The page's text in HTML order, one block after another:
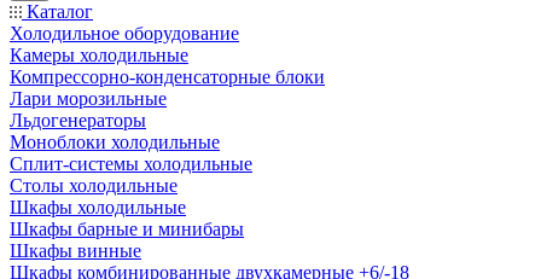
Каталог
Холодильное оборудование
Камеры холодильные
Компрессорно-конденсаторные блоки
Лари морозильные
Льдогенераторы
Моноблоки холодильные
Сплит-системы холодильные
Столы холодильные
Шкафы холодильные
Шкафы барные и минибары
Шкафы винные
Шкафы комбинированные двухкамерные +6/-18